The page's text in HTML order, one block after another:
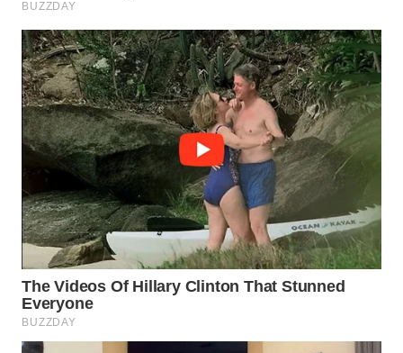
WN
TANGERANG
WN
BINJAI
CIREBON
WN
INDRAMAYU
WN